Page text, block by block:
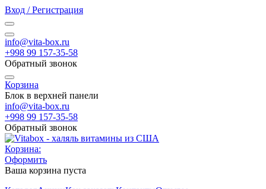
Вход / Регистрация
info@vita-box.ru
+998 99 157-35-58
Обратный звонок
Корзина
Блок в верхней панели
info@vita-box.ru
+998 99 157-35-58
Обратный звонок
Корзина:
Оформить
Ваша корзина пуста